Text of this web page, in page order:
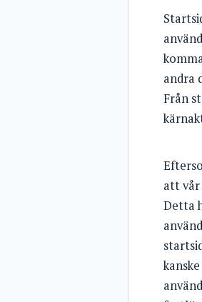
andra
Från
att vår
Detta